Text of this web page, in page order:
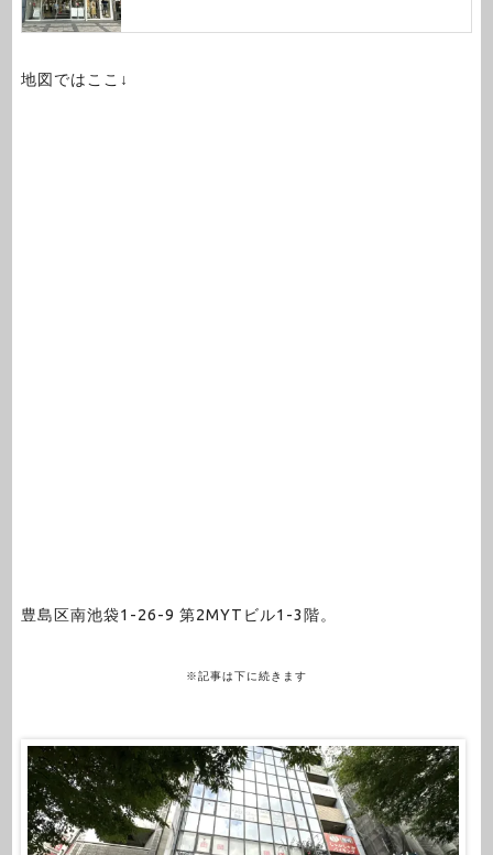
地図ではここ↓
豊島区南池袋1-26-9 第2MYTビル1-3階。
※記事は下に続きます